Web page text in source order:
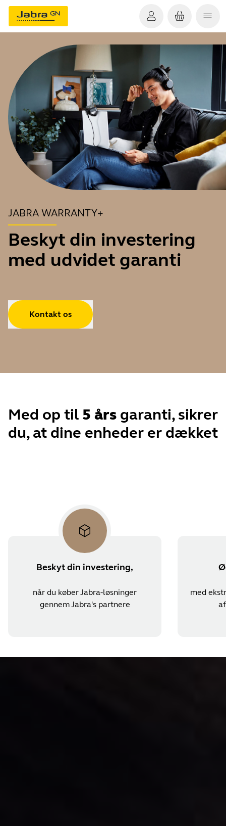
JABRA WARRANTY+
Beskyt din investering
med udvidet garanti
Kontakt os
Med op til 5 års garanti, sikrer
du, at dine enheder er dækket
Beskyt din investering,
når du køber Jabra-løsninger
gennem Jabra's partnere
med